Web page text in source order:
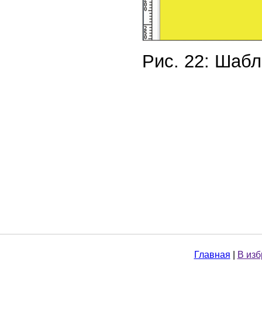
Рис. 22:
Главная В